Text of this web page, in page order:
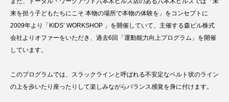
来を担う子どもたちにこそ 本物の場所で本物の体験を」をコンセプトに
2009年より「KIDS’ WORKSHOP 」を開催していて、主催する森ビル株式
会社よりオファーをいただき、過去6回「運動能力向上プログラム」を開催
しています。
このプログラムでは、スラックラインと呼ばれる不安定なベルト状のライン
の上を歩いたり座ったりして楽しみながらバランス感覚を身に付けます。